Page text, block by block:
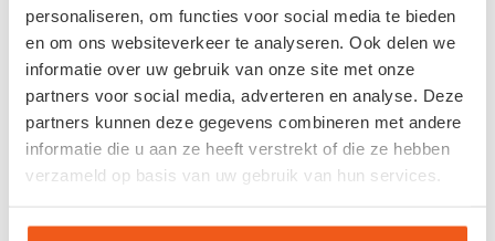
personaliseren, om functies voor social media te bieden
en om ons websiteverkeer te analyseren. Ook delen we
informatie over uw gebruik van onze site met onze
partners voor social media, adverteren en analyse. Deze
partners kunnen deze gegevens combineren met andere
informatie die u aan ze heeft verstrekt of die ze hebben
verzameld op basis van uw gebruik van hun services.
Lees meer→
Voetzorg bij de ziekte van
Parkinson
6 april 2022inBlog,Preventie voetklachten,Voetklachten